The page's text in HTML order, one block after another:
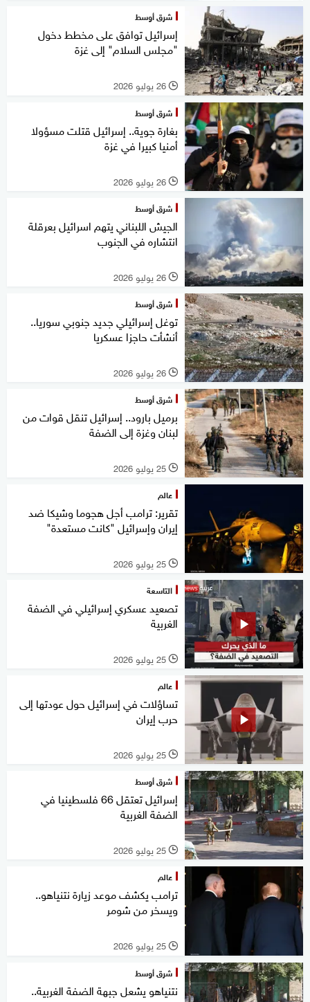
شرق أوسط
إسرائيل توافق على مخطط دخول
"مجلس السلام" إلى غزة
l 26 يوليو 2026
شرق أوسط
بغارة جوية.. إسرائيل قتلت مسؤولا
أمنيا كبيرا في غزة
l 26 يوليو 2026
شرق أوسط
الجيش اللبناني يتهم اسرائيل بعرقلة
انتشاره في الجنوب
l 26 يوليو 2026
شرق أوسط
توغل إسرائيلي جديد جنوبي سوريا..
أنشأت حاجزا عسكريا
l 26 يوليو 2026
شرق أوسط
برميل بارود.. إسرائيل تنقل قوات من
لبنان وغزة إلى الضفة
l 25 يوليو 2026
عالم
تقرير: ترامب أجل هجوما وشيكا ضد
إيران وإسرائيل "كانت مستعدة"
l 25 يوليو 2026
التاسعة
تصعيد عسكري إسرائيلي في الضفة
الغربية
l 25 يوليو 2026
عالم
تساؤلات في إسرائيل حول عودتها إلى
حرب إيران
l 25 يوليو 2026
شرق أوسط
إسرائيل تعتقل 66 فلسطينيا في
الضفة الغربية
l 25 يوليو 2026
عالم
ترامب يكشف موعد زيارة نتنياهو..
ويسخر من شومر
l 25 يوليو 2026
شرق أوسط
نتنياهو يشعل جبهة الضفة الغربية..